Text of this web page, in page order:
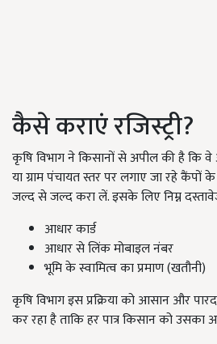
कैसे कराएं रजिस्ट्री?
कृषि विभाग ने किसानों से अपील की है कि
या ग्राम पंचायत स्तर पर लगाए जा रहे कैंपों के
जल्द से जल्द करा लें. इसके लिए निम्न
आधार कार्ड
आधार से लिंक मोबाइल नंबर
भूमि के स्वामित्व का प्रमाण (खतौनी)
कृषि विभाग इस प्रक्रिया को आसान और
कर रहा है ताकि हर पात्र किसान को उसका